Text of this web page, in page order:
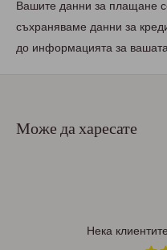
Вашите данни за плащане
съхраняваме данни за
до информацията за
Може да харесате
Нека